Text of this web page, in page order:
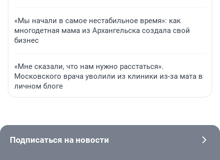
«Мы начали в самое нестабильное время»: как
многодетная мама из Архангельска создала свой
бизнес
«Мне сказали, что нам нужно расстаться».
Московского врача уволили из клиники из-за мата в
личном блоге
Подписаться на новости